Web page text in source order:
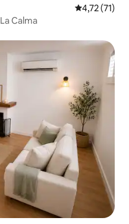
Gemiddelde
4,72 (71)
Calma